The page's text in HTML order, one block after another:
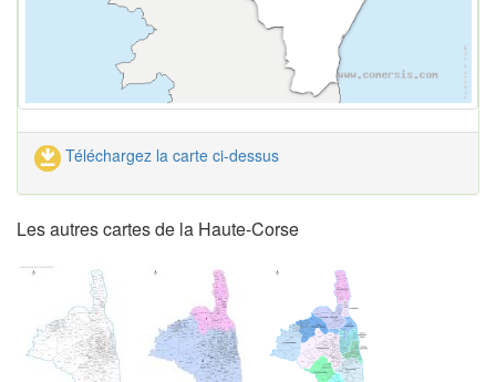
Téléchargez la carte ci-dessus
Les autres cartes de la Haute-Corse